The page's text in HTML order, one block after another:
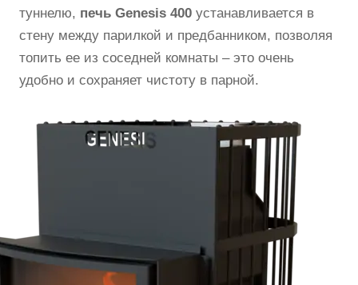
туннелю, печь Genesis 400 устанавливается в
стену между парилкой и предбанником, позволяя
топить ее из соседней комнаты – это очень
удобно и сохраняет чистоту в парной.